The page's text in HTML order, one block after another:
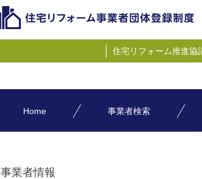
住宅リフォーム推進協
Home 事業者検索
事業者情報